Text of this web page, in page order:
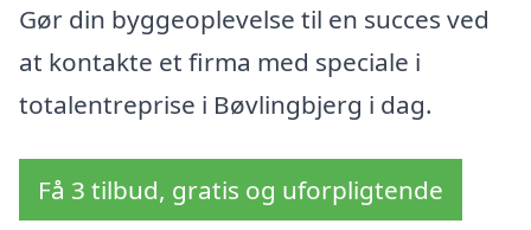
Gør din byggeoplevelse til en succes ved
at kontakte et firma med speciale i
totalentreprise i Bøvlingbjerg i dag.
Få 3 tilbud, gratis og uforpligtende